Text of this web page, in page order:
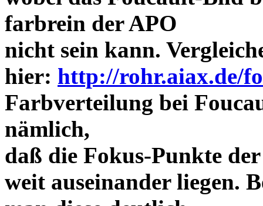
farbrein der APO
nicht sein kann.
hier: http://rohr.aiax.de/
Farbverteilung bei
nämlich,
daß die Fokus-Punkte
weit auseinander liegen.